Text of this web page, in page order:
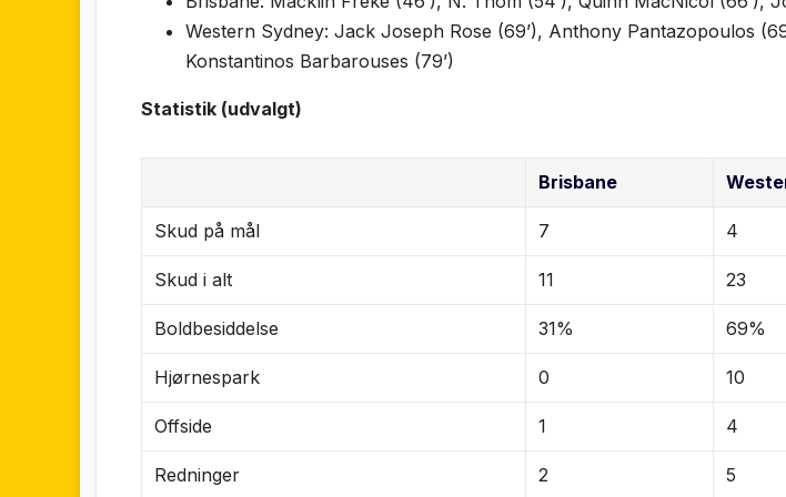
Western Sydney: Jack Joseph Rose (69’), Anthony Pantazopoulos
Konstantinos Barbarouses (79’)
Statistik (udvalgt)
Brisbane
Skud på mål 7 4
Skud i alt 11 23
Boldbesiddelse 31% 69%
Hjørnespark 0 10
Offside 1 4
Redninger 2 5